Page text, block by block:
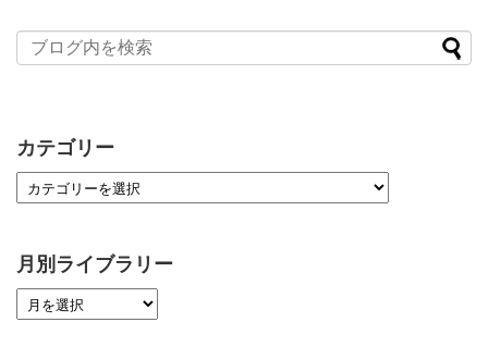
カテゴリー
月別ライブラリー